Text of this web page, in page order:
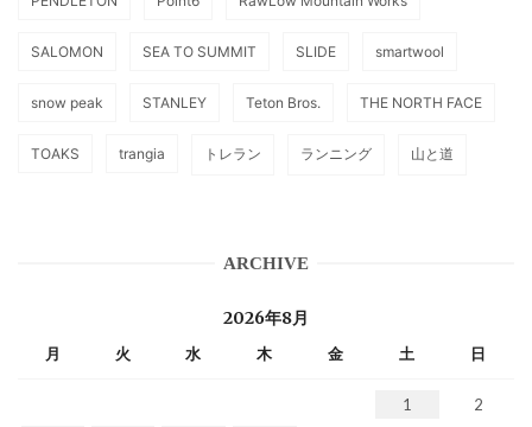
SALOMON SEA TO SUMMIT SLIDE smartwool
snow peak STANLEY Teton Bros. THE NORTH FACE
TOAKS trangia トレラン ランニング 山と道
ARCHIVE
2026年8月
月 火 水 木 金 土 日
1 2